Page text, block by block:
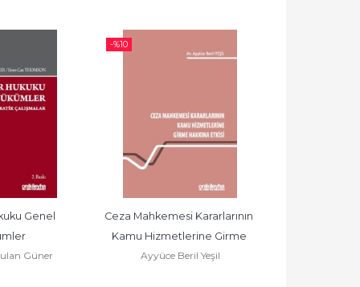
Genel
Güner
-%10
Ceza Mahkemesi Kararlarının
Kamu Hizmetlerine Girme
Hakkına Etkisi
Ayyüce Beril Yeşil